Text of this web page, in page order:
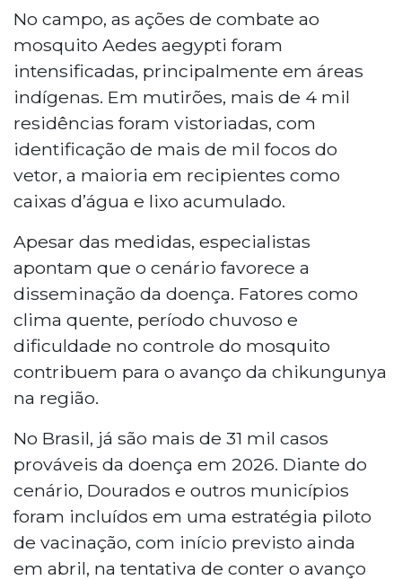
No campo, as ações de combate ao
mosquito Aedes aegypti foram
intensificadas, principalmente em áreas
indígenas. Em mutirões, mais de 4 mil
residências foram vistoriadas, com
identificação de mais de mil focos do
vetor, a maioria em recipientes como
caixas d’água e lixo acumulado.
Apesar das medidas, especialistas
apontam que o cenário favorece a
disseminação da doença. Fatores como
clima quente, período chuvoso e
dificuldade no controle do mosquito
contribuem para o avanço da chikungunya
na região.
No Brasil, já são mais de 31 mil casos
prováveis da doença em 2026. Diante do
cenário, Dourados e outros municípios
foram incluídos em uma estratégia piloto
de vacinação, com início previsto ainda
em abril, na tentativa de conter o avanço